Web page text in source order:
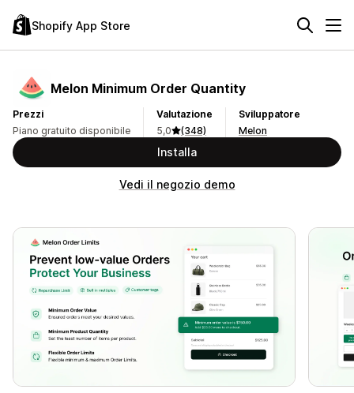
Shopify App Store
Melon Minimum Order Quantity
Prezzi
Piano gratuito disponibile
Valutazione
5,0
(348)
Sviluppatore
Melon
Installa
Vedi il negozio demo